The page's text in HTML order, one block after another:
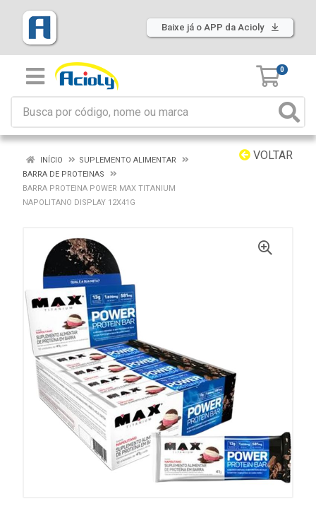
Baixe já o APP da Acioly
0
VOLTAR
INÍCIO
SUPLEMENTO ALIMENTAR
BARRA DE PROTEINAS
BARRA PROTEINA POWER MAX TITANIUM
NAPOLITANO DISPLAY 12X41G